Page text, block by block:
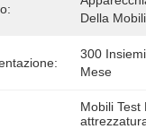
Della
300
Mese
Mobili Test